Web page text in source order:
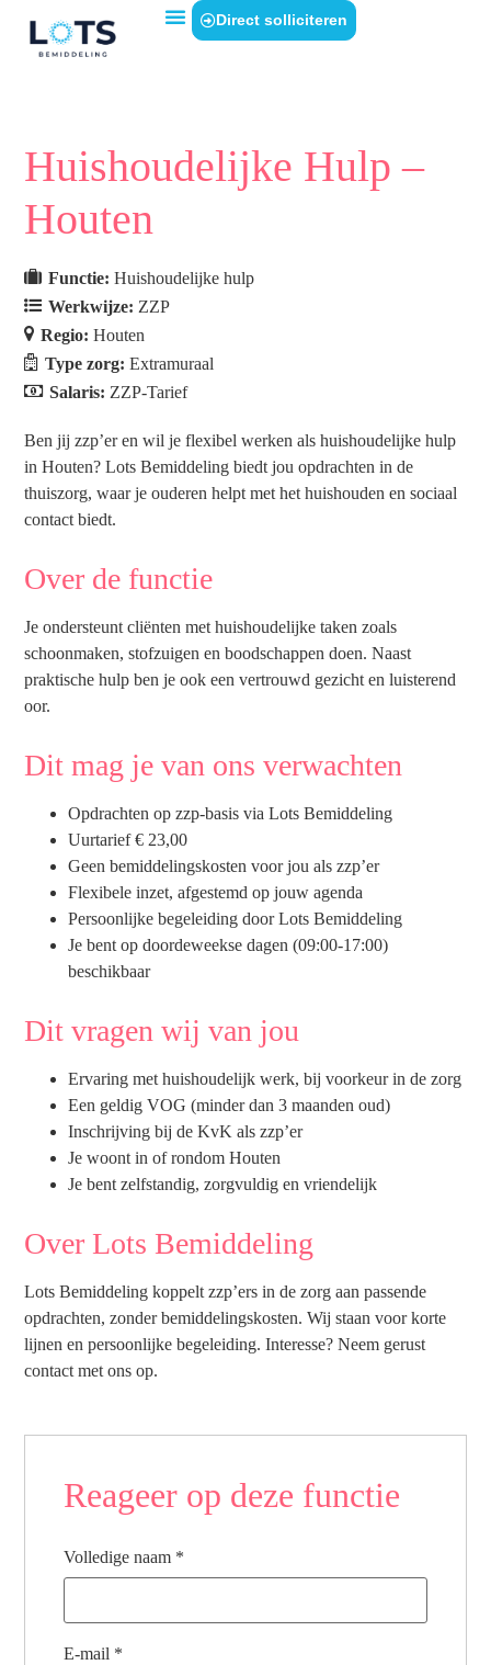
Direct solliciteren
Huishoudelijke Hulp –
Houten
Functie:Huishoudelijke hulp
Werkwijze: ZZP
Regio:Houten
Type zorg:Extramuraal
Salaris: ZZP-Tarief
Ben jij zzp’er en wil je flexibel werken als huishoudelijke hulp
in Houten? Lots Bemiddeling biedt jou opdrachten in de
thuiszorg, waar je ouderen helpt met het huishouden en sociaal
contact biedt.
Over de functie
Je ondersteunt cliënten met huishoudelijke taken zoals
schoonmaken, stofzuigen en boodschappen doen. Naast
praktische hulp ben je ook een vertrouwd gezicht en luisterend
oor.
Dit mag je van ons verwachten
Opdrachten op zzp-basis via Lots Bemiddeling
Uurtarief € 23,00
Geen bemiddelingskosten voor jou als zzp’er
Flexibele inzet, afgestemd op jouw agenda
Persoonlijke begeleiding door Lots Bemiddeling
Je bent op doordeweekse dagen (09:00-17:00)
beschikbaar
Dit vragen wij van jou
Ervaring met huishoudelijk werk, bij voorkeur in de zorg
Een geldig VOG (minder dan 3 maanden oud)
Inschrijving bij de KvK als zzp’er
Je woont in of rondom Houten
Je bent zelfstandig, zorgvuldig en vriendelijk
Over Lots Bemiddeling
Lots Bemiddeling koppelt zzp’ers in de zorg aan passende
opdrachten, zonder bemiddelingskosten. Wij staan voor korte
lijnen en persoonlijke begeleiding. Interesse? Neem gerust
contact met ons op.
Reageer op deze functie
Volledige naam *
E-mail *